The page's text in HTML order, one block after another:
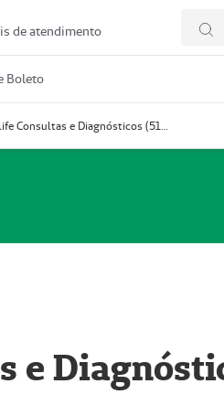
de atendimento
Boleto
Prestador Medlife Consultas e Diagnósticos (51004334-2)
e